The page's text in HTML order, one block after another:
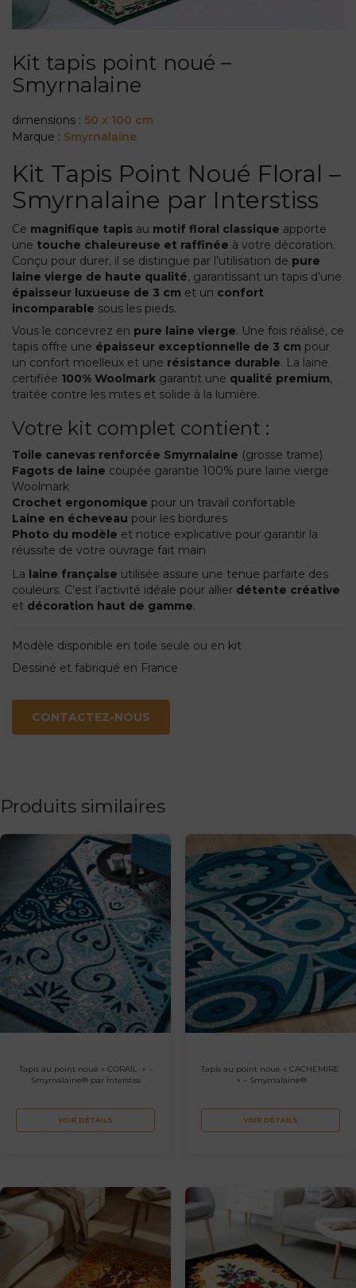
Kit tapis point noué –
Smyrnalaine
dimensions : 50 x 100 cm
Marque : Smyrnalaine
Kit Tapis Point Noué Floral –
Smyrnalaine par Interstiss
Ce magnifique tapis au motif floral classique apporte
une touche chaleureuse et raffinée à votre décoration.
Conçu pour durer, il se distingue par l’utilisation de pure
laine vierge de haute qualité, garantissant un tapis d’une
épaisseur luxueuse de 3 cm et un confort
incomparable sous les pieds.
Vous le concevrez en pure laine vierge. Une fois réalisé, ce
tapis offre une épaisseur exceptionnelle de 3 cm pour
un confort moelleux et une résistance durable. La laine
certifiée 100% Woolmark garantit une qualité premium,
traitée contre les mites et solide à la lumière.
Votre kit complet contient :
Toile canevas renforcée Smyrnalaine (grosse trame)
Fagots de laine coupée garantie 100% pure laine vierge
Woolmark
Crochet ergonomique pour un travail confortable
Laine en écheveau pour les bordures
Photo du modèle et notice explicative pour garantir la
réussite de votre ouvrage fait main
La laine française utilisée assure une tenue parfaite des
couleurs. C’est l’activité idéale pour allier détente créative
et décoration haut de gamme.
Modèle disponible en toile seule ou en kit
Dessiné et fabriqué en France
CONTACTEZ-NOUS
Produits similaires
Tapis au point noué « CORAIL » –
Smyrnalaine® par Interstiss
VOIR DÉTAILS
Tapis au point noué « CACHEMIRE
» – Smyrnalaine®
VOIR DÉTAILS